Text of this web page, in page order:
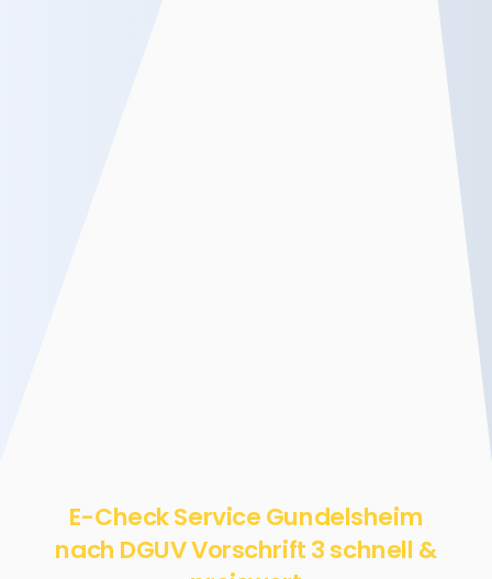
E-Check Service Gundelsheim
nach DGUV Vorschrift 3 schnell &